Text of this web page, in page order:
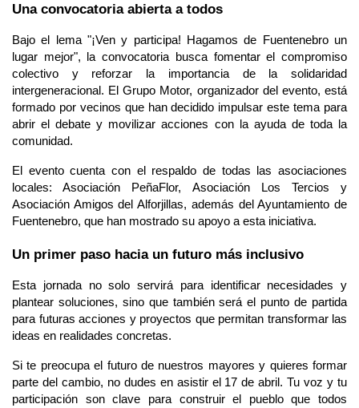
Una convocatoria abierta a todos
Bajo el lema "¡Ven y participa! Hagamos de Fuentenebro un
lugar mejor", la convocatoria busca fomentar el compromiso
colectivo y reforzar la importancia de la solidaridad
intergeneracional. El Grupo Motor, organizador del evento, está
formado por vecinos que han decidido impulsar este tema para
abrir el debate y movilizar acciones con la ayuda de toda la
comunidad.
El evento cuenta con el respaldo de todas las asociaciones
locales: Asociación PeñaFlor, Asociación Los Tercios y
Asociación Amigos del Alforjillas, además del Ayuntamiento de
Fuentenebro, que han mostrado su apoyo a esta iniciativa.
Un primer paso hacia un futuro más inclusivo
Esta jornada no solo servirá para identificar necesidades y
plantear soluciones, sino que también será el punto de partida
para futuras acciones y proyectos que permitan transformar las
ideas en realidades concretas.
Si te preocupa el futuro de nuestros mayores y quieres formar
parte del cambio, no dudes en asistir el 17 de abril. Tu voz y tu
participación son clave para construir el pueblo que todos